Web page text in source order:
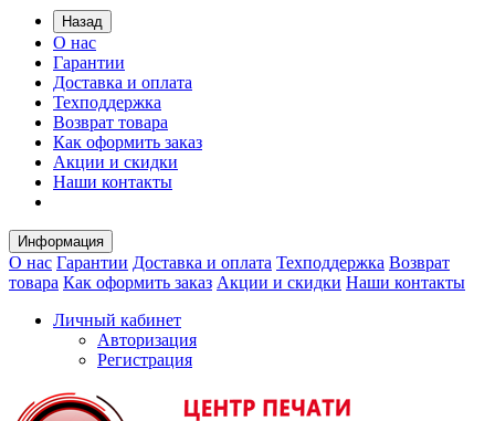
Назад
О нас
Гарантии
Доставка и оплата
Техподдержка
Возврат товара
Как оформить заказ
Акции и скидки
Наши контакты
Информация
О нас Гарантии Доставка и оплата Техподдержка Возврат
товара Как оформить заказ Акции и скидки Наши контакты
Личный кабинет
Авторизация
Регистрация